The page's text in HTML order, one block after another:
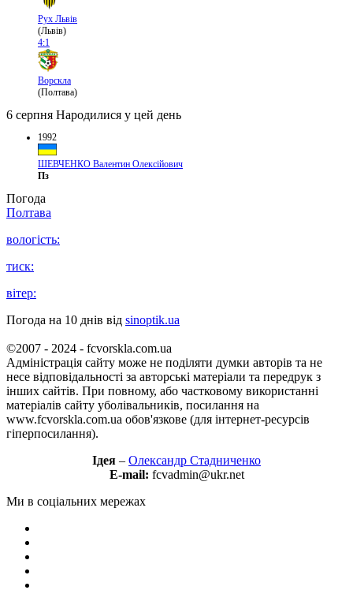
Рух Львів
(Львів)
4:1
Ворскла
(Полтава)
6 серпня Народилися у цей день
1992
ШЕВЧЕНКО Валентин Олексійович
Пз
Погода
Полтава
вологість:
тиск:
вітер:
Погода на 10 днів від sinoptik.ua
©2007 - 2024 - fcvorskla.com.ua
Адміністрація сайту може не поділяти думки авторів та не
несе відповідальності за авторські матеріали та передрук з
інших сайтів. При повному, або частковому використанні
матеріалів сайту уболівальників, посилання на
www.fcvorskla.com.ua обов'язкове (для інтернет-ресурсів
гіперпосилання).
Ідея – Олександр Стадниченко
E-mail: fcvadmin@ukr.net
Ми в соціальних мережах